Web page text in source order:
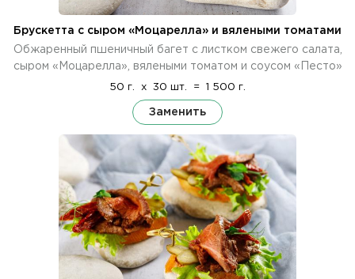
Брускетта с сыром «Моцарелла» и вялеными томатами
Обжаренный пшеничный багет с листком свежего салата,
сыром «Моцарелла», вялеными томатом и соусом «Песто»
50 г. x 30 шт. = 1 500 г.
Заменить